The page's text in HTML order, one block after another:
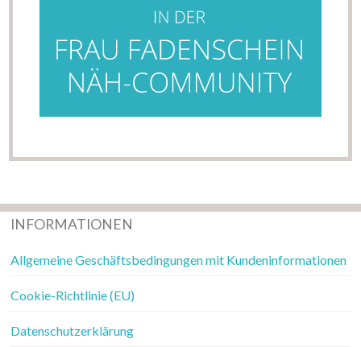
INFORMATIONEN
Allgemeine Geschäftsbedingungen mit Kundeninformationen
Cookie-Richtlinie (EU)
Datenschutzerklärung